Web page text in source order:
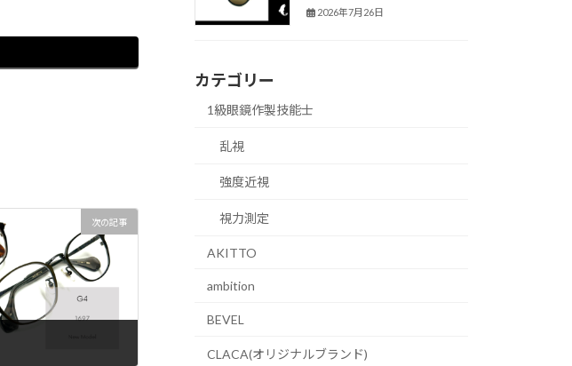
次の記事
2026年7月26日
カテゴリー
1級眼鏡作製技能士
乱視
強度近視
視力測定
AKITTO
ambition
BEVEL
CLACA(オリジナルブランド)